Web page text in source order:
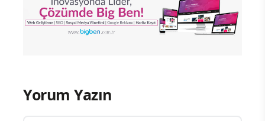
Yorum Yazın